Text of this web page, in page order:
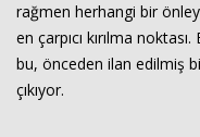
rağmen herhangi bir
en çarpıcı kırılma
bu, önceden ilan edilmiş
çıkıyor.